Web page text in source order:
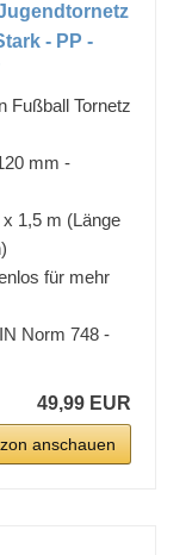
- PP -
Fußball Tornetz
mm -
1,5 m (Länge
für mehr
Norm 748 -
49,99 EUR
anschauen